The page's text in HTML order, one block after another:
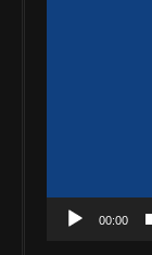
00:00